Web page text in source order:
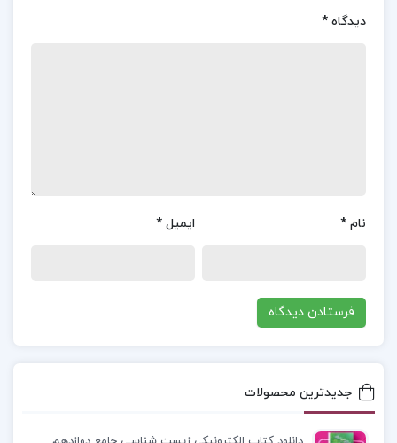
تحلیل‌های پیچیده‌تر و دقیق‌تری از این علم بپردازند
برای تحلیل‌های اقتصاد کلان، ابتدا از نمودارهای ساده
برای تعریف روابط بین بخش‌های مختلف اقتصادی و
به جریان دایره‌وار یا مدور تولید و درآمد ملی معروف
هستند، چگونگی گردش فعالیت‌های اقتصادی را به
دیدگاه *
نام * ایمیل *
جدیدترین محصولات